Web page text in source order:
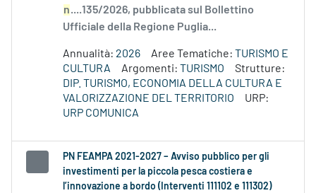
n....135/2026, pubblicata sul Bollettino
Ufficiale della Regione Puglia...
Annualità: 2026 Aree Tematiche: TURISMO E
CULTURA
Argomenti: TURISMO
Strutture:
DIP. TURISMO, ECONOMIA DELLA CULTURA E
VALORIZZAZIONE DEL TERRITORIO
URP:
URP COMUNICA
PN FEAMPA 2021-2027 – Avviso pubblico per gli
investimenti per la piccola pesca costiera e
l’innovazione a bordo (Interventi 111102 e 111302)